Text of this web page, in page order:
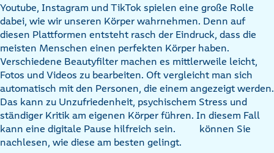
Youtube, Instagram und TikTok spielen eine große Rolle
dabei, wie wir unseren Körper wahrnehmen. Denn auf
diesen Plattformen entsteht rasch der Eindruck, dass die
meisten Menschen einen perfekten Körper haben.
Verschiedene Beautyfilter machen es mittlerweile leicht,
Fotos und Videos zu bearbeiten. Oft vergleicht man sich
automatisch mit den Personen, die einem angezeigt werden.
Das kann zu Unzufriedenheit, psychischem Stress und
ständiger Kritik am eigenen Körper führen. In diesem Fall
kann eine digitale Pause hilfreich sein.
können Sie
nachlesen, wie diese am besten gelingt.